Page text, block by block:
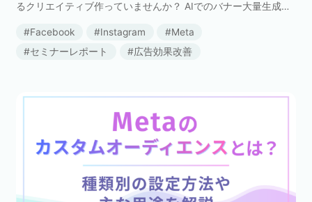
CRM
Google Cloud／BI
実績・事例
るクリエイティブ作っていませんか？ AIでのバナー大量生成は
法」の内容を記事にまとめたもので […]
Facebook Instagram
Meta
セミナーレポート
広告効果改善